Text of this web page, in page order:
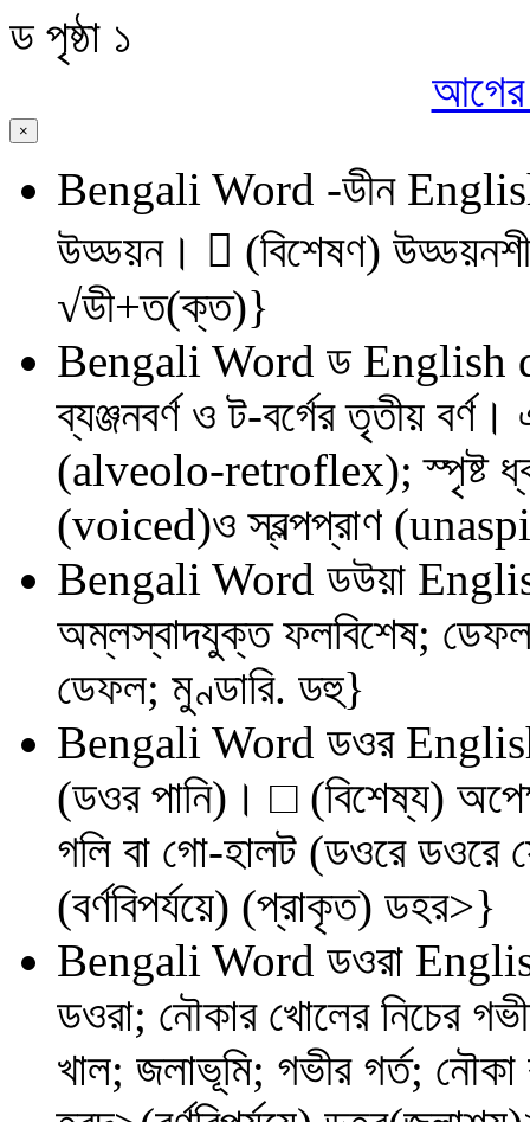
ড পৃষ্ঠা ১
আগের
×
Bengali Word -ডীন
উড্ডয়ন।  (বিশেষণ)
√ডী+ত(ক্ত)}
Bengali Word ড English
ব্যঞ্জনবর্ণ ও ট-বর্গের তৃতীয়
(alveolo-retroflex); স্পৃষ্ট
(voiced)ও স্বল্পপ্রাণ
Bengali Word ডউয়া
অম্লস্বাদযুক্ত ফলবিশেষ;
ডেফল; মুণ্ডারি. ডহু}
Bengali Word ডওর
(ডওর পানি)। □ (বিশেষ্য)
গলি বা গো-হালট (ডওরে
(বর্ণবিপর্যয়ে) (প্রাকৃত) ডহর>}
Bengali Word ডওরা
ডওরা; নৌকার খোলের নিচের
খাল; জলাভূমি; গভীর গর্ত;